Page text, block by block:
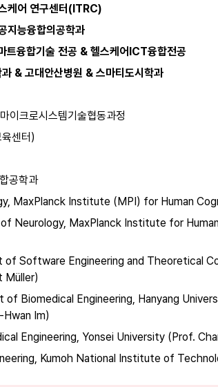
케어 연구센터(ITRC)
지능융합의공학과
트융합기술 전공 & 헬스케어ICT융합전공
& 고대안산병원 & 스마티도시학과
이크로시스템기술협동과정
센터)
공학과
MaxPlanck Institute (MPI) for Human
Neurology, MaxPlanck Institute for
Software Engineering and Theoretical
Müller)
Biomedical Engineering, Hanyang
Im)
Engineering, Yonsei University (Prof.
Kumoh National Institute of